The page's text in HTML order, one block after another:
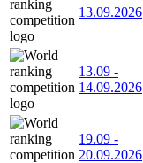
13.09.2026
13.09 -
14.09.2026
19.09 -
20.09.2026